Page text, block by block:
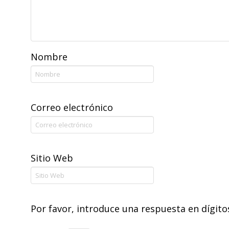
Nombre
Correo electrónico
Sitio Web
Por favor, introduce una respuesta en